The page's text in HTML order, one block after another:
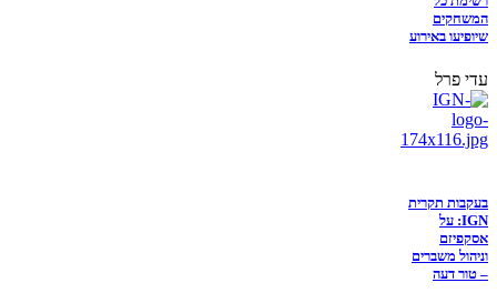
המשחקים
שיופיעו באירוע
עדי פרל
בעקבות תקרית
IGN: על
אסקפיזם
וניהול משברים
– טור דעה